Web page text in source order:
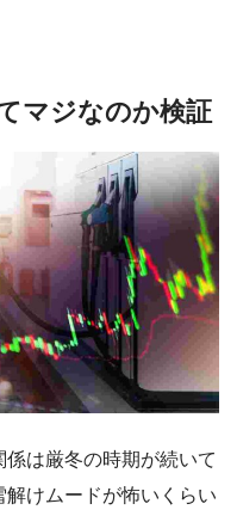
マジなのか検証
は厳冬の時期が続いて
けムードが怖いくらい